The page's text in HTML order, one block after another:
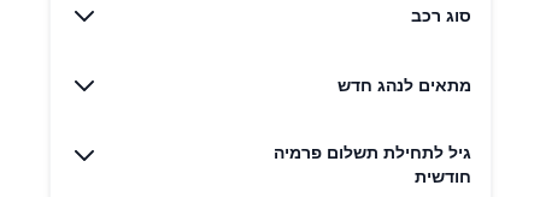
סוג רכב
מתאים לנהג חדש
גיל לתחילת תשלום פרמיה
חודשית